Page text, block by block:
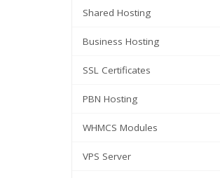
Shared Hosting
Business Hosting
SSL Certificates
PBN Hosting
WHMCS Modules
VPS Server